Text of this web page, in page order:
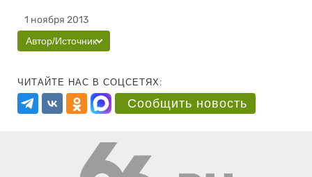
1 ноября 2013
Автор/Источник
ЧИТАЙТЕ НАС В СОЦСЕТЯХ:
Сообщить новость